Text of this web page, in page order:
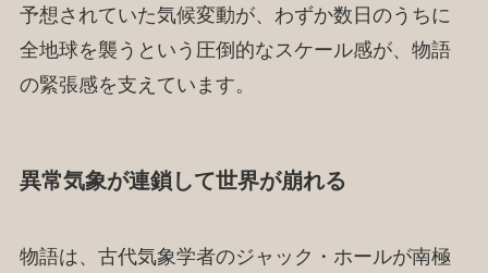
予想されていた気候変動が、わずか数日のうちに
全地球を襲うという圧倒的なスケール感が、物語
の緊張感を支えています。
異常気象が連鎖して世界が崩れる
物語は、古代気象学者のジャック・ホールが南極